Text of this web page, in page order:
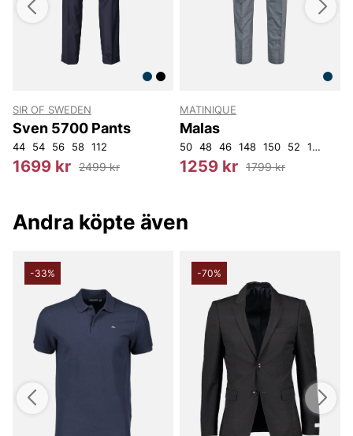
SIR OF SWEDEN
Sven 5700 Pants
44 54 56 58 112
1699 kr 2499 kr
MATINIQUE
Malas
50 48 46 148 150 52 154
1259 kr 1799 kr
Andra köpte även
-33% -70%